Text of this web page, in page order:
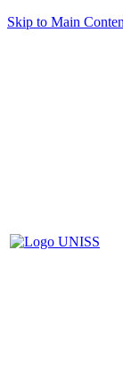
Skip to Main